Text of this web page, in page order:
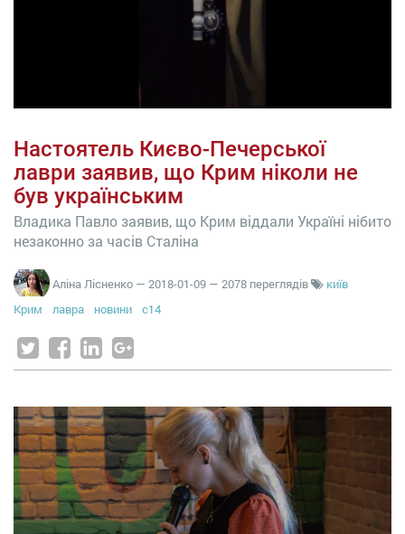
Настоятель Києво-Печерської
лаври заявив, що Крим ніколи не
був українським
Владика Павло заявив, що Крим віддали Україні нібито
незаконно за часів Сталіна
Аліна Лісненко — 2018-01-09 — 2078 переглядів
київ
Крим
лавра новини с14